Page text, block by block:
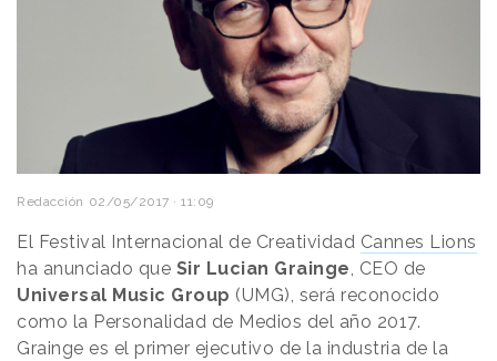
Redacción 02/05/2017 · 11:09
El Festival Internacional de Creatividad Cannes Lions
ha anunciado que Sir Lucian Grainge, CEO de
Universal Music Group (UMG), será reconocido
como la Personalidad de Medios del año 2017.
Grainge es el primer ejecutivo de la industria de la